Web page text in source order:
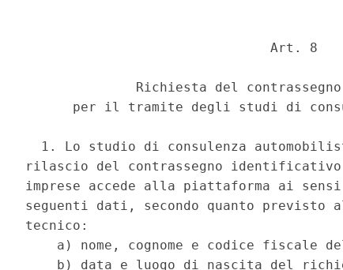
                               Art. 8
Richiesta del
per il tramite degli studi di
1. Lo studio di consulenza
rilascio del contrassegno
imprese accede alla piattaforma ai
seguenti dati, secondo quanto
tecnico:
a) nome, cognome e codice fiscale
b) data e luogo di nascita del